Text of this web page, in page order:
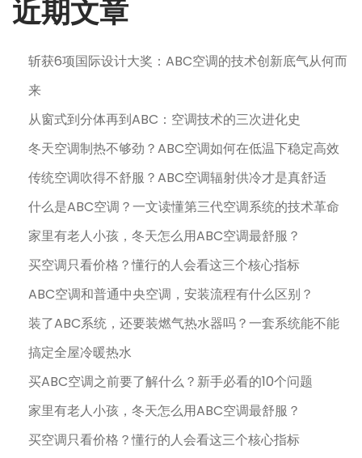
近期文章
斩获6项国际设计大奖：ABC空调的技术创新底气从何而
来
从窗式到分体再到ABC：空调技术的三次进化史
冬天空调制热不够劲？ABC空调如何在低温下稳定高效
传统空调吹得不舒服？ABC空调辐射供冷才是真舒适
什么是ABC空调？一文读懂第三代空调系统的技术革命
家里有老人小孩，冬天怎么用ABC空调最舒服？
买空调只看价格？懂行的人会看这三个核心指标
ABC空调和普通中央空调，安装流程有什么区别？
装了ABC系统，还要装燃气热水器吗？一套系统能不能
搞定全屋冷暖热水
买ABC空调之前要了解什么？新手必看的10个问题
家里有老人小孩，冬天怎么用ABC空调最舒服？
买空调只看价格？懂行的人会看这三个核心指标